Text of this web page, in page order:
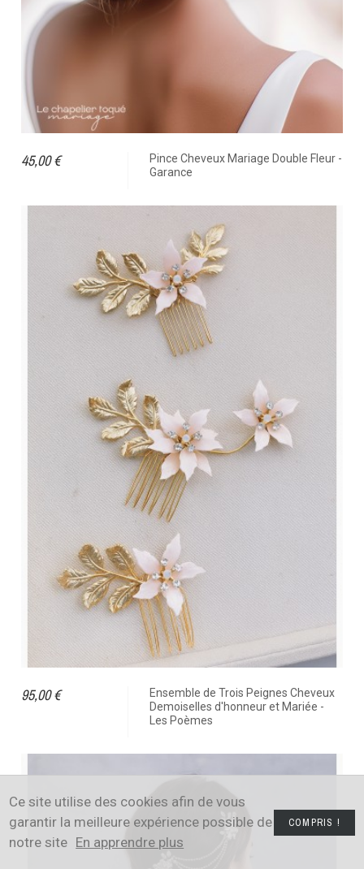
Pince Cheveux Mariage Double Fleur -
Garance
45,00 €
Ensemble de Trois Peignes Cheveux
Demoiselles d'honneur et Mariée -
Les Poèmes
95,00 €
Ce site utilise des cookies afin de vous
garantir la meilleure expérience possible de
notre site En apprendre plus
COMPRIS !